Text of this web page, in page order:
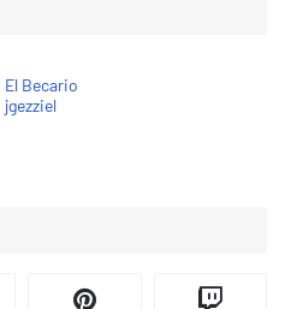
El Becario
jgezziel